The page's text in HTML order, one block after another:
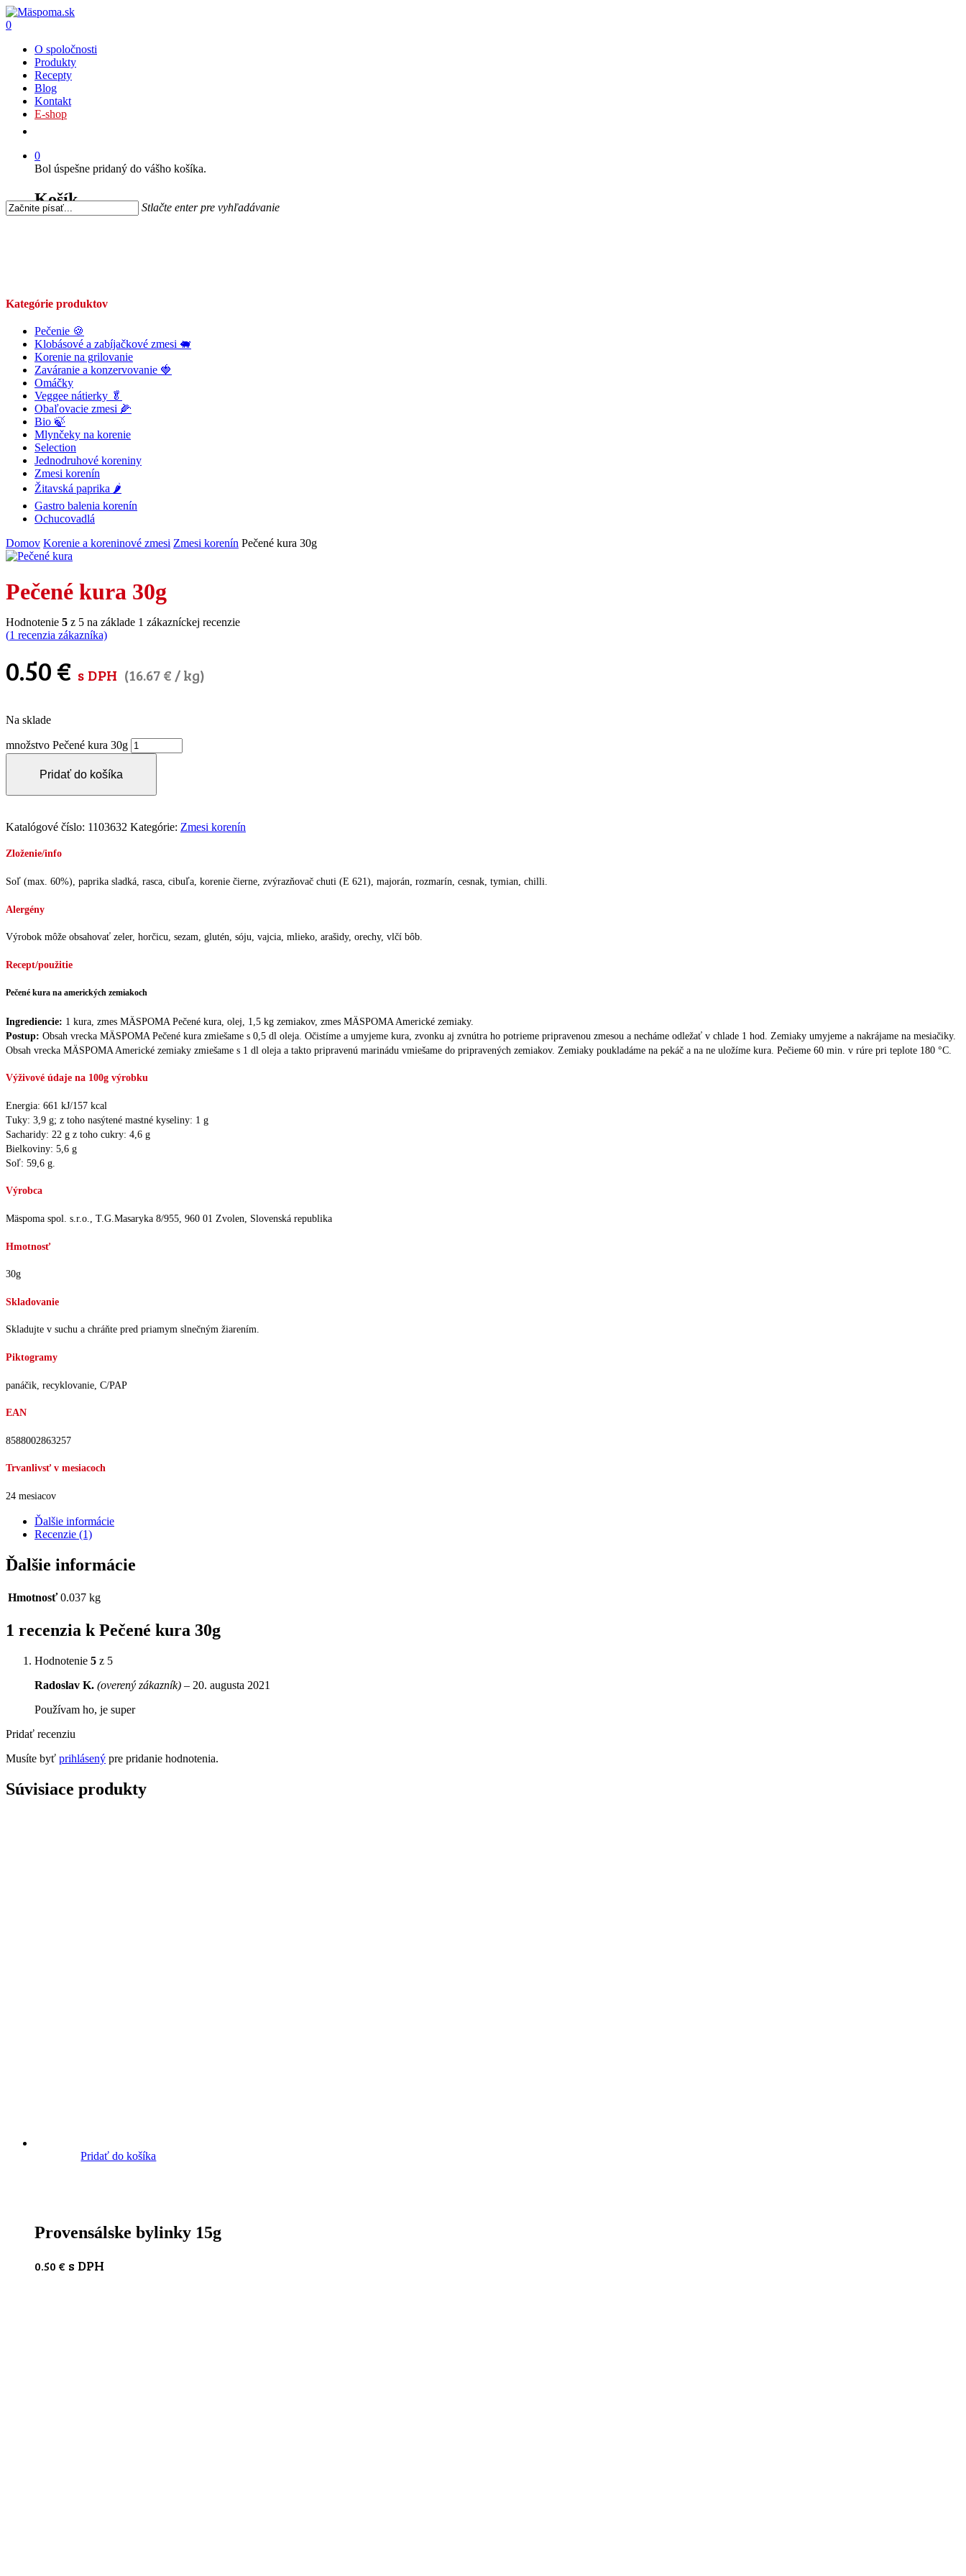
0
O spoločnosti
Produkty
Recepty
Blog
Kontakt
E-shop
0
Bol úspešne pridaný do vášho košíka.
Košík Stlačte enter pre vyhľadávanie
Kategórie produktov
Pečenie 🍪
Klobásové a zabíjačkové zmesi 🐖
Korenie na grilovanie
Zaváranie a konzervovanie 🍓
Omáčky
Veggee nátierky 🥬
Obaľovacie zmesi 🌽
Bio 🍃
Mlynčeky na korenie
Selection
Jednodruhové koreniny
Zmesi korenín
Žitavská paprika 🌶
Gastro balenia korenín
Ochucovadlá
Domov Korenie a koreninové zmesi Zmesi korenín Pečené kura 30g
Pečené kura 30g
Hodnotenie 5 z 5 na základe 1 zákazníckej recenzie
(1 recenzia zákazníka)
0.50€ s DPH (16.67€ / kg)
Na sklade
množstvo Pečené kura 30g
Pridať do košíka
Katalógové číslo: 1103632 Kategórie: Zmesi korenín
Zloženie/info
Soľ (max. 60%), paprika sladká, rasca, cibuľa, korenie čierne, zvýrazňovač chuti (E 621), majorán, rozmarín, cesnak, tymian, chilli.
Alergény
Výrobok môže obsahovať zeler, horčicu, sezam, glutén, sóju, vajcia, mlieko, arašidy, orechy, vlčí bôb.
Recept/použitie
Pečené kura na amerických zemiakoch
Ingrediencie: 1 kura, zmes MÄSPOMA Pečené kura, olej, 1,5 kg zemiakov, zmes MÄSPOMA Americké zemiaky.
Postup: Obsah vrecka MÄSPOMA Pečené kura zmiešame s 0,5 dl oleja. Očistíme a umyjeme kura, zvonku aj zvnútra ho potrieme pripravenou zmesou a necháme odležať v chlade 1 hod. Zemiaky umyjeme a nakrájame na mesiačiky.
Obsah vrecka MÄSPOMA Americké zemiaky zmiešame s 1 dl oleja a takto pripravenú marinádu vmiešame do pripravených zemiakov. Zemiaky poukladáme na pekáč a na ne uložíme kura. Pečieme 60 min. v rúre pri teplote 180 °C.
Výživové údaje na 100g výrobku
Energia: 661 kJ/157 kcal
Tuky: 3,9 g; z toho nasýtené mastné kyseliny: 1 g
Sacharidy: 22 g z toho cukry: 4,6 g
Bielkoviny: 5,6 g
Soľ: 59,6 g.
Výrobca
Mäspoma spol. s.r.o., T.G.Masaryka 8/955, 960 01 Zvolen, Slovenská republika
Hmotnosť
30g
Skladovanie
Skladujte v suchu a chráňte pred priamym slnečným žiarením.
Piktogramy
panáčik, recyklovanie, C/PAP
EAN
8588002863257
Trvanlivsť v mesiacoch
24 mesiacov
Ďalšie informácie
Recenzie (1)
Ďalšie informácie
Hmotnosť 0.037 kg
1 recenzia k Pečené kura 30g
Hodnotenie 5 z 5
Radoslav K. (overený zákazník) – 20. augusta 2021
Používam ho, je super
Pridať recenziu
Musíte byť prihlásený pre pridanie hodnotenia.
Súvisiace produkty
Pridať do košíka
Provensálske bylinky 15g
0.50 € s DPH